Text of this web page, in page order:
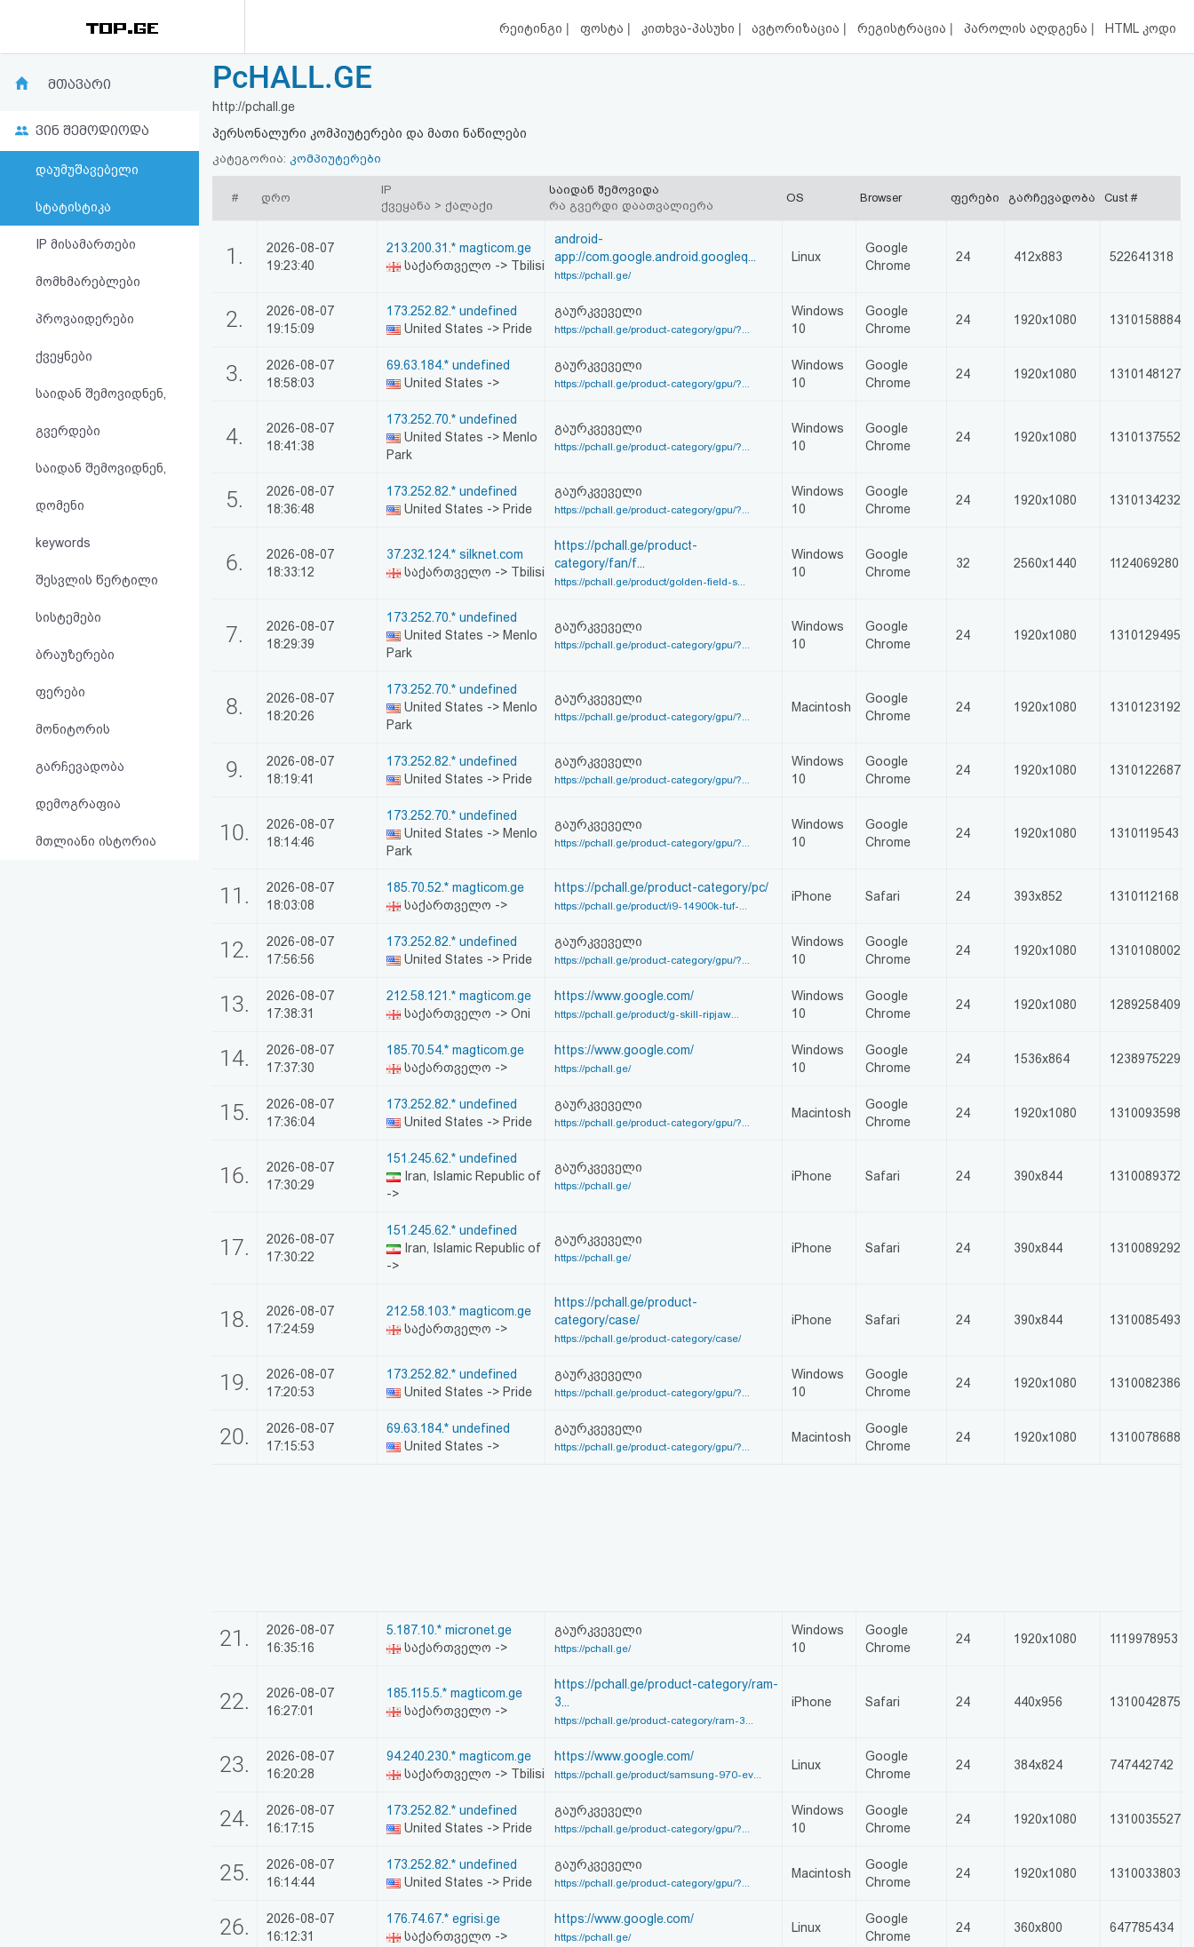
რეიტინგი | ფოსტა | კითხვა-პასუხი | ავტორიზაცია | რეგისტრაცია | პაროლის აღდგენა | HTML კოდი
რეიტინგი
ფოსტა
კითხვა-
პასუხი
ავტორიზაცია
რეგისტრაცია
სალიცენზიო
შეთანხმება
მთავარი
ვინ შემოდიოდა
დაუმუშავებელი
სტატისტიკა
IP მისამართები
მომხმარებლები
პროვაიდერები
ქვეყნები
საიდან შემოვიდნენ,
გვერდები
საიდან შემოვიდნენ,
დომენი
keywords
შესვლის წერტილი
სისტემები
ბრაუზერები
ფერები
მონიტორის
გარჩევადობა
დემოგრაფია
მთლიანი ისტორია
PcHALL.GE
http://pchall.ge
პერსონალური კომპიუტერები და მათი ნაწილები
კატეგორია: კომპიუტერები
# დრო
IP
ქვეყანა > ქალაქი
საიდან შემოვიდა
რა გვერდი დაათვალიერა
OS Browser ფერები გარჩევადობა Cust #
1.
2026-08-07
19:23:40
213.200.31.* magticom.ge
საქართველო -> Tbilisi
android-
app://com.google.android.googleq...
https://pchall.ge/
Linux
Google
Chrome
24 412x883 522641318
2.
2026-08-07
19:15:09
173.252.82.* undefined
United States -> Pride
გაურკვეველი
https://pchall.ge/product-category/gpu/?...
Windows
10
Google
Chrome
24 1920x1080 1310158884
3.
2026-08-07
18:58:03
69.63.184.* undefined
United States ->
გაურკვეველი
https://pchall.ge/product-category/gpu/?...
Windows
10
Google
Chrome
24 1920x1080 1310148127
4.
2026-08-07
18:41:38
173.252.70.* undefined
United States -> Menlo
Park
გაურკვეველი
https://pchall.ge/product-category/gpu/?...
Windows
10
Google
Chrome
24 1920x1080 1310137552
5.
2026-08-07
18:36:48
173.252.82.* undefined
United States -> Pride
გაურკვეველი
https://pchall.ge/product-category/gpu/?...
Windows
10
Google
Chrome
24 1920x1080 1310134232
6.
2026-08-07
18:33:12
37.232.124.* silknet.com
საქართველო -> Tbilisi
https://pchall.ge/product-
category/fan/f...
https://pchall.ge/product/golden-field-s...
Windows
10
Google
Chrome
32 2560x1440 1124069280
7.
2026-08-07
18:29:39
173.252.70.* undefined
United States -> Menlo
Park
გაურკვეველი
https://pchall.ge/product-category/gpu/?...
Windows
10
Google
Chrome
24 1920x1080 1310129495
8.
2026-08-07
18:20:26
173.252.70.* undefined
United States -> Menlo
Park
გაურკვეველი
https://pchall.ge/product-category/gpu/?...
Macintosh
Google
Chrome
24 1920x1080 1310123192
9.
2026-08-07
18:19:41
173.252.82.* undefined
United States -> Pride
გაურკვეველი
https://pchall.ge/product-category/gpu/?...
Windows
10
Google
Chrome
24 1920x1080 1310122687
10.
2026-08-07
18:14:46
173.252.70.* undefined
United States -> Menlo
Park
გაურკვეველი
https://pchall.ge/product-category/gpu/?...
Windows
10
Google
Chrome
24 1920x1080 1310119543
11.
2026-08-07
18:03:08
185.70.52.* magticom.ge
საქართველო ->
https://pchall.ge/product-category/pc/
https://pchall.ge/product/i9-14900k-tuf-...
iPhone Safari 24 393x852 1310112168
12.
2026-08-07
17:56:56
173.252.82.* undefined
United States -> Pride
გაურკვეველი
https://pchall.ge/product-category/gpu/?...
Windows
10
Google
Chrome
24 1920x1080 1310108002
13.
2026-08-07
17:38:31
212.58.121.* magticom.ge
საქართველო -> Oni
https://www.google.com/
https://pchall.ge/product/g-skill-ripjaw...
Windows
10
Google
Chrome
24 1920x1080 1289258409
14.
2026-08-07
17:37:30
185.70.54.* magticom.ge
საქართველო ->
https://www.google.com/
https://pchall.ge/
Windows
10
Google
Chrome
24 1536x864 1238975229
15.
2026-08-07
17:36:04
173.252.82.* undefined
United States -> Pride
გაურკვეველი
https://pchall.ge/product-category/gpu/?...
Macintosh
Google
Chrome
24 1920x1080 1310093598
16.
2026-08-07
17:30:29
151.245.62.* undefined
Iran, Islamic Republic of
->
გაურკვეველი
https://pchall.ge/
iPhone Safari 24 390x844 1310089372
17.
2026-08-07
17:30:22
151.245.62.* undefined
Iran, Islamic Republic of
->
გაურკვეველი
https://pchall.ge/
iPhone Safari 24 390x844 1310089292
18.
2026-08-07
17:24:59
212.58.103.* magticom.ge
საქართველო ->
https://pchall.ge/product-
category/case/
https://pchall.ge/product-category/case/
iPhone Safari 24 390x844 1310085493
19.
2026-08-07
17:20:53
173.252.82.* undefined
United States -> Pride
გაურკვეველი
https://pchall.ge/product-category/gpu/?...
Windows
10
Google
Chrome
24 1920x1080 1310082386
20.
2026-08-07
17:15:53
69.63.184.* undefined
United States ->
გაურკვეველი
https://pchall.ge/product-category/gpu/?...
Macintosh
Google
Chrome
24 1920x1080 1310078688
21.
2026-08-07
16:35:16
5.187.10.* micronet.ge
საქართველო ->
გაურკვეველი
https://pchall.ge/
Windows
10
Google
Chrome
24 1920x1080 1119978953
22.
2026-08-07
16:27:01
185.115.5.* magticom.ge
საქართველო ->
https://pchall.ge/product-category/ram-
3...
https://pchall.ge/product-category/ram-3...
iPhone Safari 24 440x956 1310042875
23.
2026-08-07
16:20:28
94.240.230.* magticom.ge
საქართველო -> Tbilisi
https://www.google.com/
https://pchall.ge/product/samsung-970-ev...
Linux
Google
Chrome
24 384x824 747442742
24.
2026-08-07
16:17:15
173.252.82.* undefined
United States -> Pride
გაურკვეველი
https://pchall.ge/product-category/gpu/?...
Windows
10
Google
Chrome
24 1920x1080 1310035527
25.
2026-08-07
16:14:44
173.252.82.* undefined
United States -> Pride
გაურკვეველი
https://pchall.ge/product-category/gpu/?...
Macintosh
Google
Chrome
24 1920x1080 1310033803
26.
2026-08-07
16:12:31
176.74.67.* egrisi.ge
საქართველო ->
https://www.google.com/
https://pchall.ge/
Linux
Google
Chrome
24 360x800 647785434